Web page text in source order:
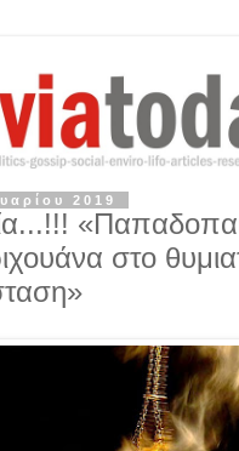
2019
στο